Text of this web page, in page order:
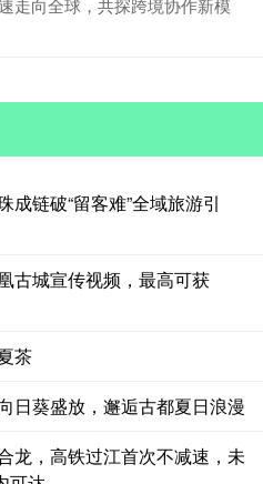
走向全球，共探跨境协作新模
成链破“留客难”全域旅游引
古城宣传视频，最高可获
茶
日葵盛放，邂逅古都夏日浪漫
龙，高铁过江首次不减速，未